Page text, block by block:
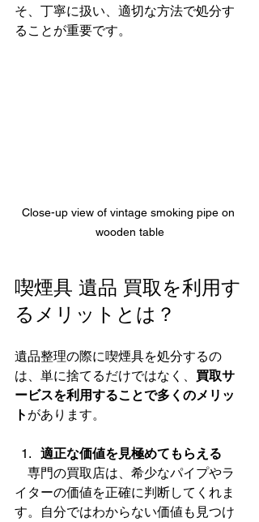
そ、丁寧に扱い、適切な方法で処分す
ることが重要です。
Close-up view of vintage smoking pipe on
wooden table
喫煙具 遺品 買取を利用す
るメリットとは？
遺品整理の際に喫煙具を処分するの
は、単に捨てるだけではなく、 買取サ
ービスを利用することで多くのメリッ
ト があります。
適正な価値を見極めてもらえる
専門の買取店は、希少なパイプやラ
イターの価値を正確に判断してくれま
す。自分ではわからない価値も見つけ